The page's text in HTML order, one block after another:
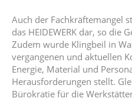
Auch der Fachkräftemangel
das HEIDEWERK dar, so die
Zudem wurde Klingbeil in
vergangenen und aktuellen
Energie, Material und
Herausforderungen stellt.
Bürokratie für die